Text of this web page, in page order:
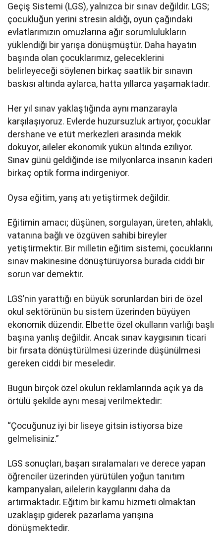
Geçiş Sistemi (LGS), yalnızca bir sınav değildir. LGS;
çocukluğun yerini stresin aldığı, oyun çağındaki
evlatlarımızın omuzlarına ağır sorumlulukların
yüklendiği bir yarışa dönüşmüştür. Daha hayatın
başında olan çocuklarımız, geleceklerini
belirleyeceği söylenen birkaç saatlik bir sınavın
baskısı altında aylarca, hatta yıllarca yaşamaktadır.
Her yıl sınav yaklaştığında aynı manzarayla
karşılaşıyoruz. Evlerde huzursuzluk artıyor, çocuklar
dershane ve etüt merkezleri arasında mekik
dokuyor, aileler ekonomik yükün altında eziliyor.
Sınav günü geldiğinde ise milyonlarca insanın kaderi
birkaç optik forma indirgeniyor.
Oysa eğitim, yarış atı yetiştirmek değildir.
Eğitimin amacı; düşünen, sorgulayan, üreten, ahlaklı,
vatanına bağlı ve özgüven sahibi bireyler
yetiştirmektir. Bir milletin eğitim sistemi, çocuklarını
sınav makinesine dönüştürüyorsa burada ciddi bir
sorun var demektir.
LGS’nin yarattığı en büyük sorunlardan biri de özel
okul sektörünün bu sistem üzerinden büyüyen
ekonomik düzendir. Elbette özel okulların varlığı başlı
başına yanlış değildir. Ancak sınav kaygısının ticari
bir fırsata dönüştürülmesi üzerinde düşünülmesi
gereken ciddi bir meseledir.
Bugün birçok özel okulun reklamlarında açık ya da
örtülü şekilde aynı mesaj verilmektedir:
“Çocuğunuz iyi bir liseye gitsin istiyorsa bize
gelmelisiniz.”
LGS sonuçları, başarı sıralamaları ve derece yapan
öğrenciler üzerinden yürütülen yoğun tanıtım
kampanyaları, ailelerin kaygılarını daha da
artırmaktadır. Eğitim bir kamu hizmeti olmaktan
uzaklaşıp giderek pazarlama yarışına
dönüşmektedir.